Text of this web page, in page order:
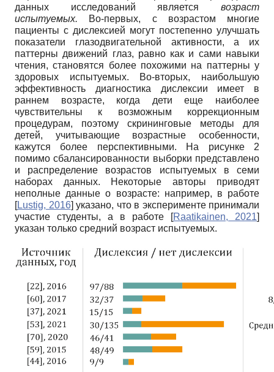
данных исследований является возраст
испытуемых. Во-первых, с возрастом многие
пациенты с дислексией могут постепенно улучшать
показатели глазодвигательной активности, а их
паттерны движений глаз, равно как и сами навыки
чтения, становятся более похожими на паттерны у
здоровых испытуемых. Во-вторых, наибольшую
эффективность диагностика дислексии имеет в
раннем возрасте, когда дети еще наиболее
чувствительны к возможным коррекционным
процедурам, поэтому скрининговые методы для
детей, учитывающие возрастные особенности,
кажутся более перспективными. На рисунке 2
помимо сбалансированности выборки представлено
и распределение возрастов испытуемых в семи
наборах данных. Некоторые авторы приводят
неполные данные о возрасте: например, в работе
[Lustig, 2016] указано, что в эксперименте принимали
участие студенты, а в работе
[Raatikainen, 2021]
указан только средний возраст испытуемых.